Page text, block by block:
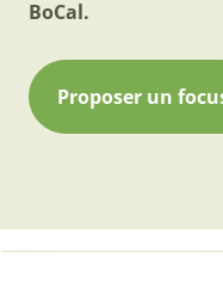
BoCal.
Proposer un